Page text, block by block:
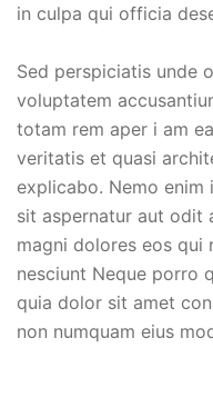
in culpa qui officia
Sed perspiciatis unde
voluptatem
totam rem aper i am
veritatis et quasi
explicabo. Nemo
sit aspernatur aut odit
magni dolores eos qui
nesciunt Neque porro
quia dolor sit amet
non numquam eius